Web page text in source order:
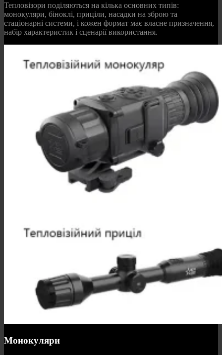
Тепловізори поділяються на кілька основних типів:
монокуляри, біноклі, приціли, насадки на зброю та
стаціонарні системи, і кожен формат має власне призначення,
набір характеристик і сценарії використання.
Монокуляри